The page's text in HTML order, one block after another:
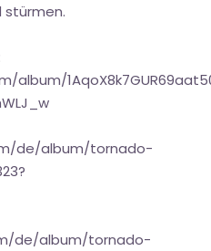
stürmen.
de/album/tornado-
de/album/tornado-